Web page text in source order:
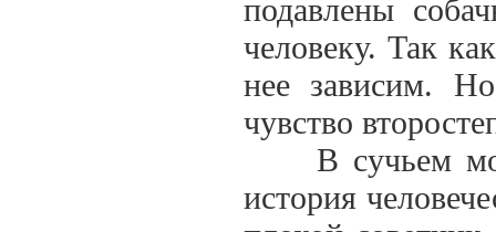
подавлены
человеку. Так
нее зависим.
чувство
В сучьем
история